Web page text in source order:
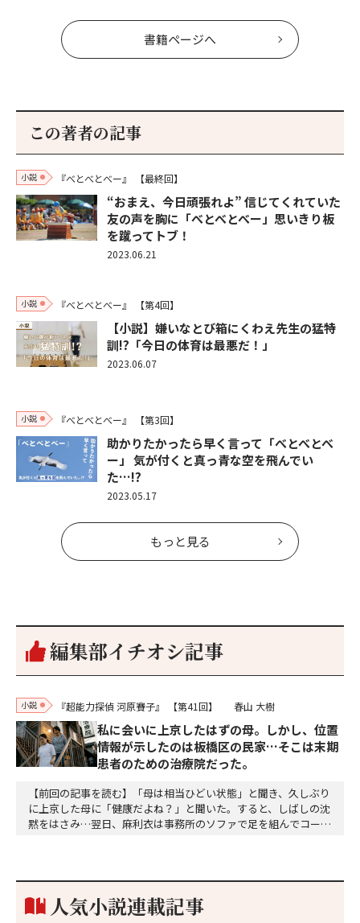
書籍ページへ
この著者の記事
小説 『べとべとべー』 【最終回】
“おまえ、今日頑張れよ” 信じてくれていた
友の声を胸に「べとべとべー」思いきり板
を蹴ってトブ！
2023.06.21
小説 『べとべとべー』 【第4回】
【小説】嫌いなとび箱にくわえ先生の猛特
訓!?「今日の体育は最悪だ！」
2023.06.07
小説 『べとべとべー』 【第3回】
助かりたかったら早く言って「べとべとべ
ー」 気が付くと真っ青な空を飛んでい
た…!?
2023.05.17
もっと見る
編集部イチオシ記事
小説 『超能力探偵 河原賽子』 【第41回】 春山 大樹
私に会いに上京したはずの母。しかし、位置
情報が示したのは板橋区の民家…そこは末期
患者のための治療院だった。
【前回の記事を読む】「母は相当ひどい状態」と聞き、久しぶり
に上京した母に「健康だよね？」と聞いた。すると、しばしの沈
黙をはさみ…翌日、麻利衣は事務所のソファで足を組んでコーヒ
個のサイコロが握られていた。「やはり私はあなたの超…
人気小説連載記事